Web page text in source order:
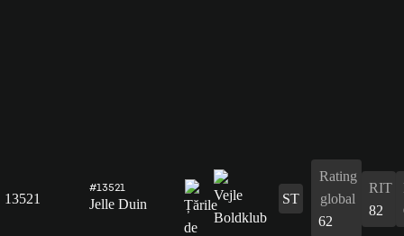
13521
#13521
Jelle Duin ST
Rating
global
62
RIT
82